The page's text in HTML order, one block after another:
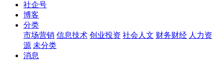
社企号
博客
分类
市场营销 信息技术 创业投资 社会人文 财务财经 人力资
源 未分类
消息